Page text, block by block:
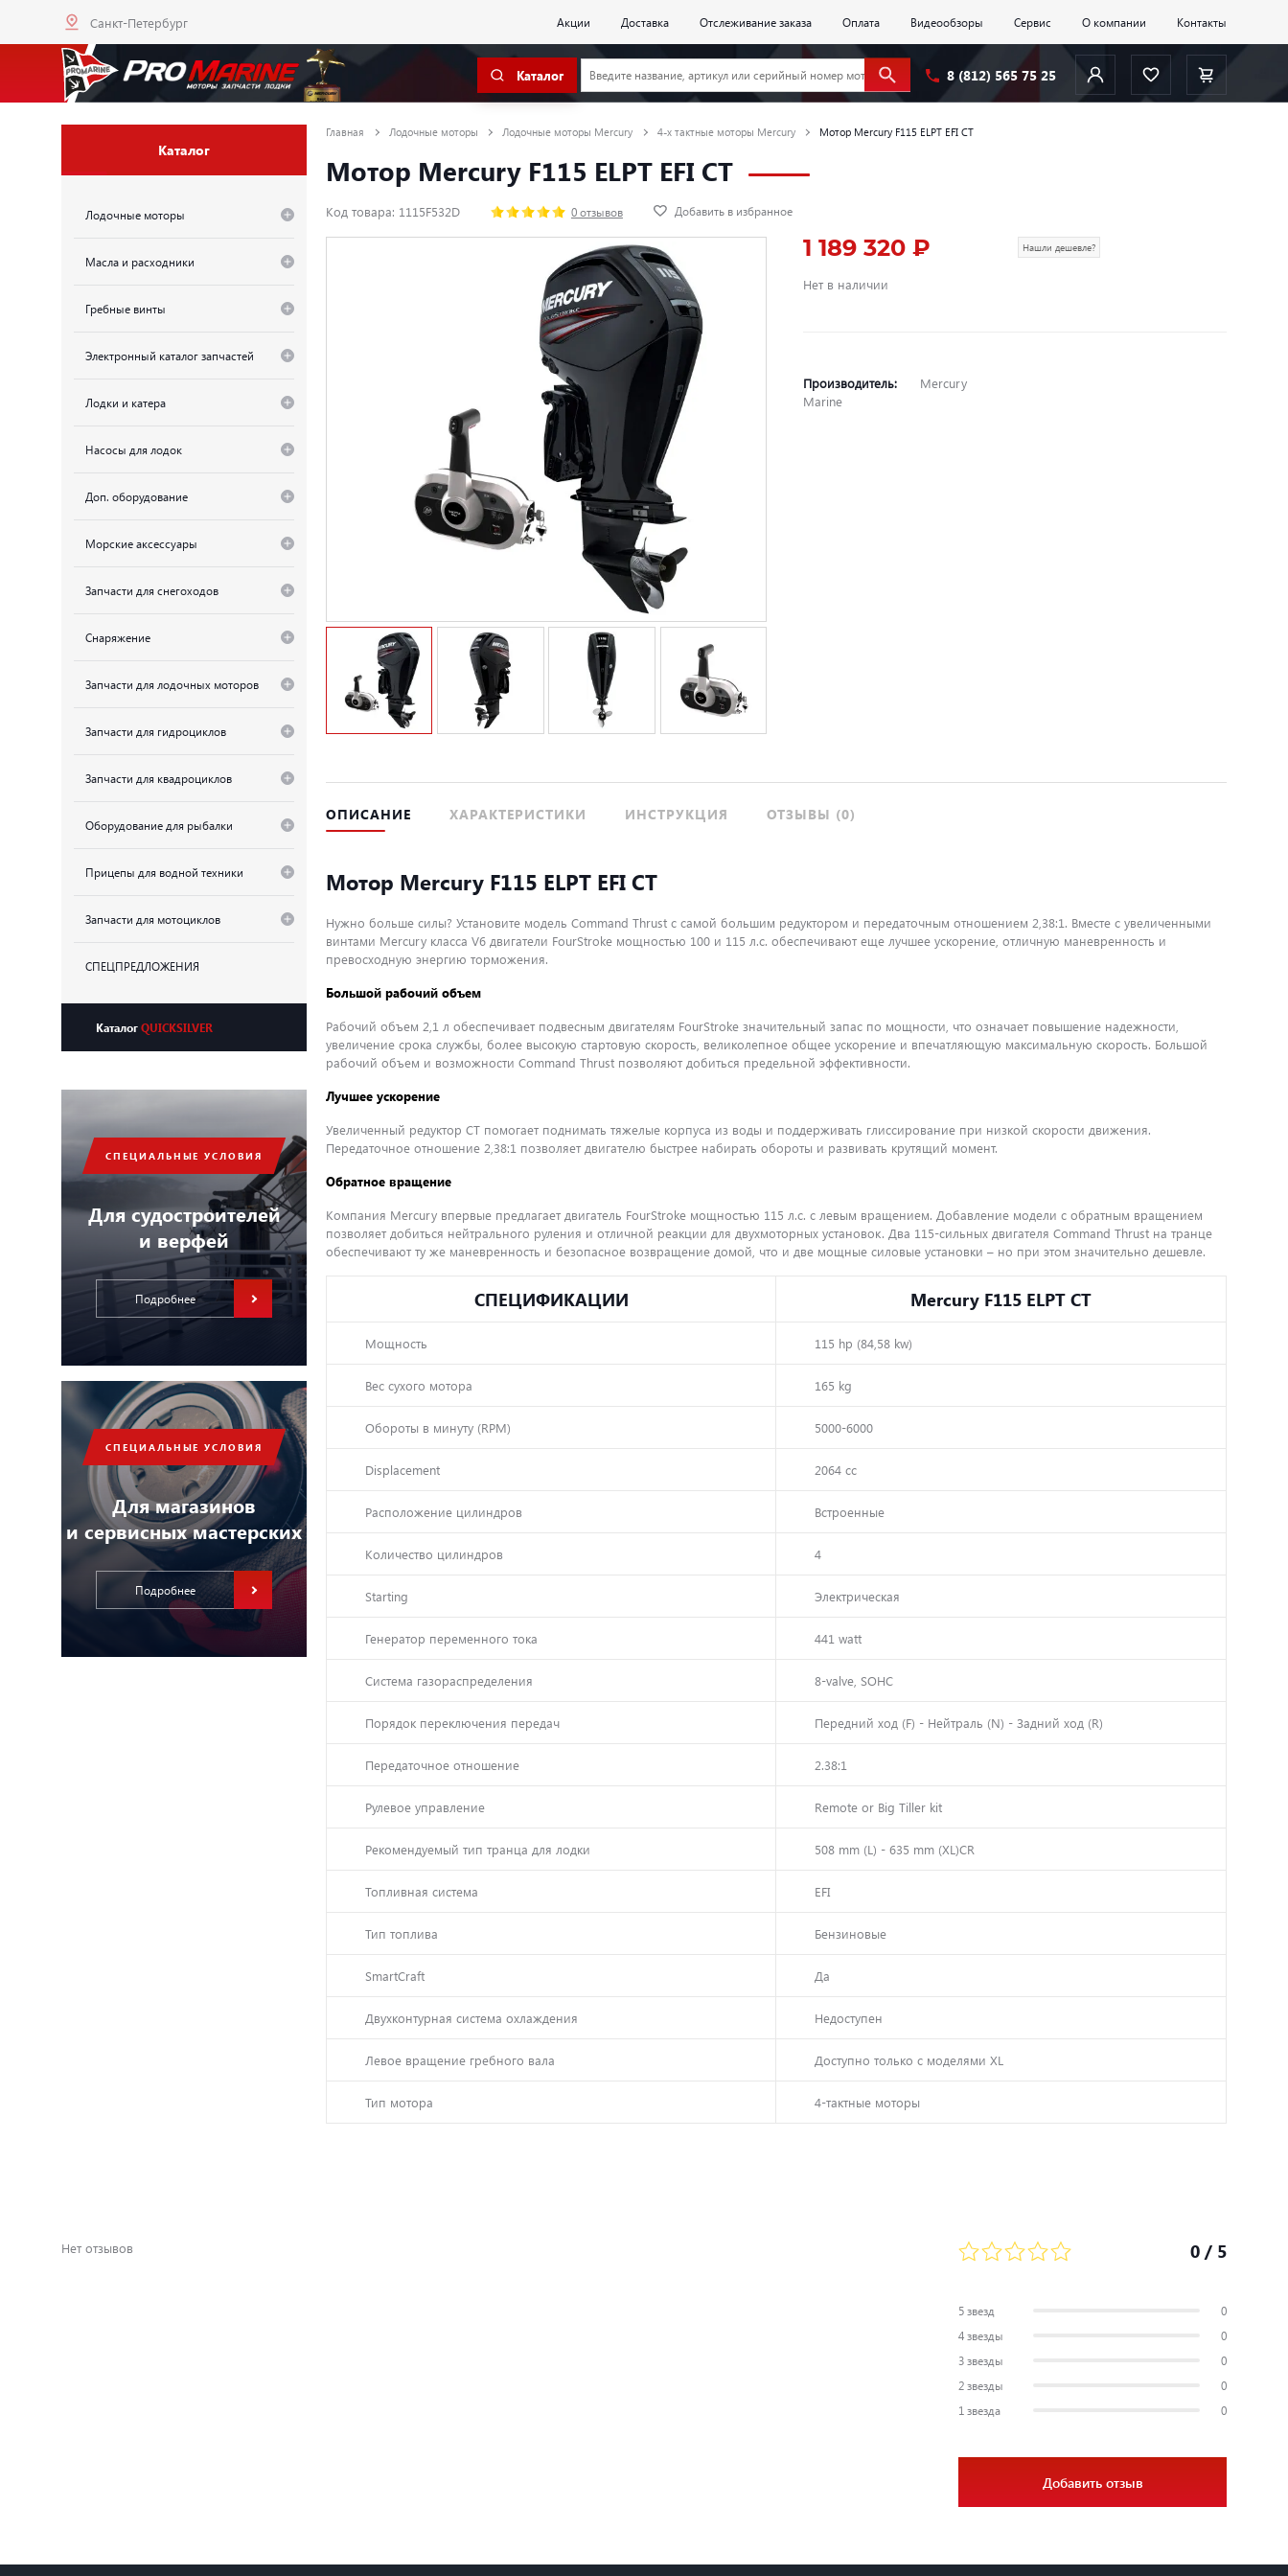
Санкт-Петербург Акции Доставка Отслеживание заказа Оплата Видеообзоры Сервис О компании Контакты
Каталог 8 (812) 565 75 25
Каталог
Лодочные моторы
Масла и расходники
Гребные винты
Электронный каталог запчастей
Лодки и катера
Насосы для лодок
Доп. оборудование
Морские аксессуары
Запчасти для снегоходов
Снаряжение
Запчасти для лодочных моторов
Запчасти для гидроциклов
Запчасти для квадроциклов
Оборудование для рыбалки
Прицепы для водной техники
Запчасти для мотоциклов
СПЕЦПРЕДЛОЖЕНИЯ
КаталогQUICKSILVER
СПЕЦИАЛЬНЫЕ УСЛОВИЯ
Для судостроителей
и верфей
Подробнее
СПЕЦИАЛЬНЫЕ УСЛОВИЯ
Для магазинов
и сервисных мастерских
Подробнее
Главная Лодочные моторы Лодочные моторы Mercury 4-х тактные моторы Mercury Мотор Mercury F115 ELPT EFI CT
Мотор Mercury F115 ELPT EFI CT
Код товара: 1115F532D 0 отзывов Добавить в избранное
1 189 320 ₽ Нашли дешевле?
Нет в наличии
Производитель:
Mercury
Marine
ОПИСАНИЕ ХАРАКТЕРИСТИКИ ИНСТРУКЦИЯ ОТЗЫВЫ (0)
Мотор Mercury F115 ELPT EFI CT
Нужно больше силы? Установите модель Command Thrust с самой большим редуктором и передаточным отношением 2,38:1. Вместе с увеличенными
винтами Mercury класса V6 двигатели FourStroke мощностью 100 и 115 л.с. обеспечивают еще лучшее ускорение, отличную маневренность и
превосходную энергию торможения.
Большой рабочий объем
Рабочий объем 2,1 л обеспечивает подвесным двигателям FourStroke значительный запас по мощности, что означает повышение надежности,
увеличение срока службы, более высокую стартовую скорость, великолепное общее ускорение и впечатляющую максимальную скорость. Большой
рабочий объем и возможности Command Thrust позволяют добиться предельной эффективности.
Лучшее ускорение
Увеличенный редуктор CT помогает поднимать тяжелые корпуса из воды и поддерживать глиссирование при низкой скорости движения.
Передаточное отношение 2,38:1 позволяет двигателю быстрее набирать обороты и развивать крутящий момент.
Обратное вращение
Компания Mercury впервые предлагает двигатель FourStroke мощностью 115 л.с. с левым вращением. Добавление модели с обратным вращением
позволяет добиться нейтрального руления и отличной реакции для двухмоторных установок. Два 115-сильных двигателя Command Thrust на транце
обеспечивают ту же маневренность и безопасное возвращение домой, что и две мощные силовые установки – но при этом значительно дешевле.
CПЕЦИФИКАЦИИ Mercury F115 ELPT CT
Мощность 115 hp (84,58 kw)
Вес сухого мотора 165 kg
Обороты в минуту (RPM) 5000-6000
Displacement 2064 cc
Расположение цилиндров Встроенные
Количество цилиндров 4
Starting Электрическая
Генератор переменного тока 441 watt
Система газораспределения 8-valve, SOHC
Порядок переключения передач Передний ход (F) - Нейтраль (N) - Задний ход (R)
Передаточное отношение 2.38:1
Рулевое управление Remote or Big Tiller kit
Рекомендуемый тип транца для лодки 508 mm (L) - 635 mm (XL)CR
Топливная система EFI
Тип топлива Бензиновые
SmartCraft Да
Двухконтурная cистема охлаждения Недоступен
Левое вращение гребного вала Доступно только с моделями XL
Тип мотора 4-тактные моторы
0 / 5
5 звезд
0
4 звезды
0
3 звезды
0
2 звезды
0
1 звезда
0
Добавить отзыв
Нет отзывов